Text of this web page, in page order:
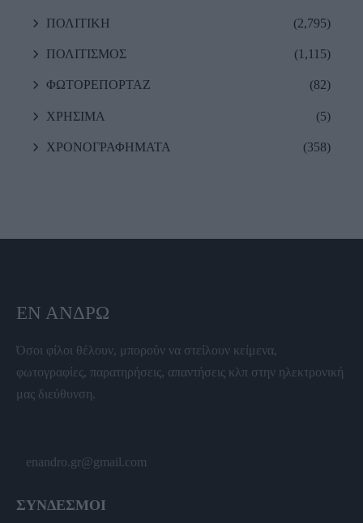
ΠΟΛΙΤΙΚΗ (2,795)
ΠΟΛΙΤΙΣΜΟΣ (1,115)
ΦΩΤΟΡΕΠΟΡΤΑΖ (82)
ΧΡΗΣΙΜΑ (5)
ΧΡΟΝΟΓΡΑΦΗΜΑΤΑ (358)
ΕΝ ΆΝΔΡΩ
Όσοι φίλοι θέλουν, μπορούν να στείλουν κείμενα,
φωτογραφίες, παρατηρήσεις, απαντήσεις κλπ στην ηλεκτρονική
μας διεύθυνση.
enandro.gr@gmail.com
ΣΥΝΔΕΣΜΟΙ